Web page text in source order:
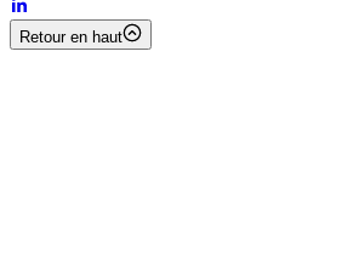
Retour en haut